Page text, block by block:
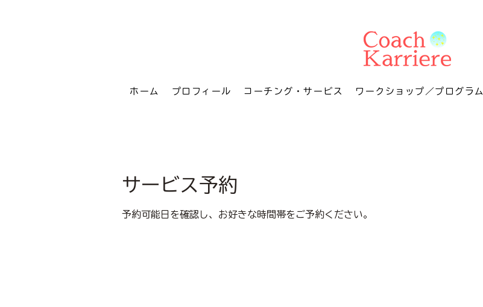
ホーム プロフィール コーチング・サービス ワークショップ／プログラム
サービス予約
予約可能日を確認し、お好きな時間帯をご予約ください。